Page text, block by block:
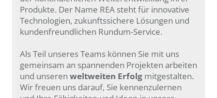
Produkte. Der Name REA steht für innovative
Technologien, zukunftssichere Lösungen und
kundenfreundlichen Rundum-Service.
Als Teil unseres Teams können Sie mit uns
gemeinsam an spannenden Projekten arbeiten
und unseren weltweiten Erfolg mitgestalten.
Wir freuen uns darauf, Sie kennenzulernen